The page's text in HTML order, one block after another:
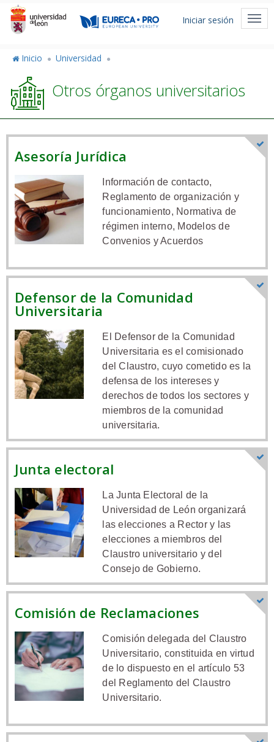
Pasar
contenido
Menú
usuario
Iniciar sesión
Inicio Universidad
Otros órganos universitarios
Asesoría Jurídica
Información de contacto,
Reglamento de organización y
funcionamiento, Normativa de
régimen interno, Modelos de
Convenios y Acuerdos
Defensor de la Comunidad
Universitaria
El Defensor de la Comunidad
Universitaria es el comisionado
del Claustro, cuyo cometido es la
defensa de los intereses y
derechos de todos los sectores y
miembros de la comunidad
universitaria.
Junta electoral
La Junta Electoral de la
Universidad de León organizará
las elecciones a Rector y las
elecciones a miembros del
Claustro universitario y del
Consejo de Gobierno.
Comisión de Reclamaciones
Comisión delegada del Claustro
Universitario, constituida en virtud
de lo dispuesto en el artículo 53
del Reglamento del Claustro
Universitario.